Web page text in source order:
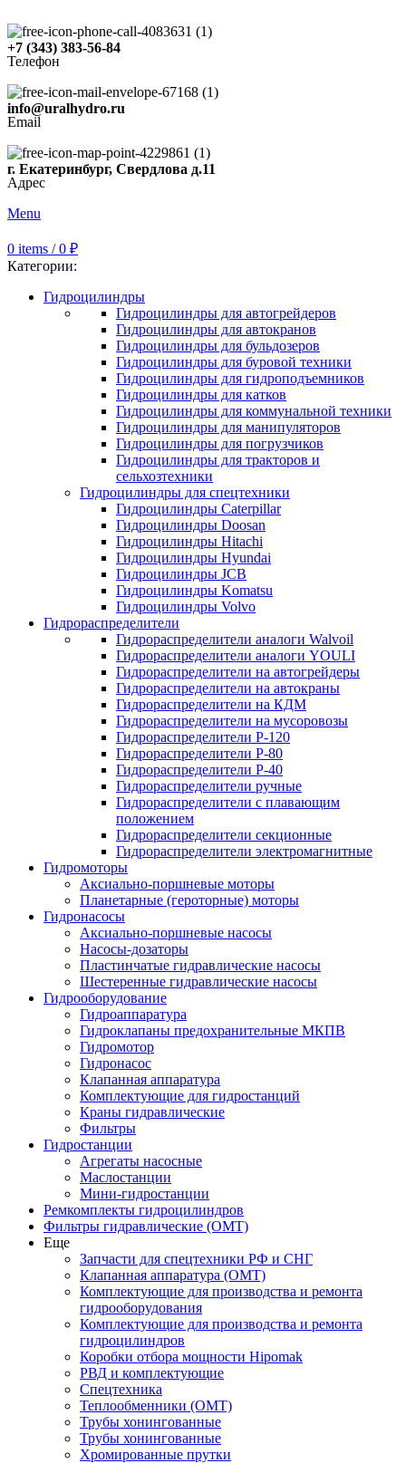
+7 (343) 383-56-84
Телефон
info@uralhydro.ru
Email
г. Екатеринбург, Свердлова д.11
Адрес
Menu
0 items / 0 ₽
Категории:
Гидроцилиндры
Гидроцилиндры для автогрейдеров
Гидроцилиндры для автокранов
Гидроцилиндры для бульдозеров
Гидроцилиндры для буровой техники
Гидроцилиндры для гидроподъемников
Гидроцилиндры для катков
Гидроцилиндры для коммунальной техники
Гидроцилиндры для манипуляторов
Гидроцилиндры для погрузчиков
Гидроцилиндры для тракторов и
сельхозтехники
Гидроцилиндры для спецтехники
Гидроцилиндры Caterpillar
Гидроцилиндры Doosan
Гидроцилиндры Hitachi
Гидроцилиндры Hyundai
Гидроцилиндры JCB
Гидроцилиндры Komatsu
Гидроцилиндры Volvo
Гидрораспределители
Гидрораспределители аналоги Walvoil
Гидрораспределители аналоги YOULI
Гидрораспределители на автогрейдеры
Гидрораспределители на автокраны
Гидрораспределители на КДМ
Гидрораспределители на мусоровозы
Гидрораспределители Р-120
Гидрораспределители Р-80
Гидрораспределители Р-40
Гидрораспределители ручные
Гидрораспределители с плавающим
положением
Гидрораспределители секционные
Гидрораспределители электромагнитные
Гидромоторы
Аксиально-поршневые моторы
Планетарные (героторные) моторы
Гидронасосы
Аксиально-поршневые насосы
Насосы-дозаторы
Пластинчатые гидравлические насосы
Шестеренные гидравлические насосы
Гидрооборудование
Гидроаппаратура
Гидроклапаны предохранительные МКПВ
Гидромотор
Гидронасос
Клапанная аппаратура
Комплектующие для гидростанций
Краны гидравлические
Фильтры
Гидростанции
Агрегаты насосные
Маслостанции
Мини-гидростанции
Ремкомплекты гидроцилиндров
Фильтры гидравлические (OMT)
Еще
Запчасти для спецтехники РФ и СНГ
Клапанная аппаратура (OMT)
Комплектующие для производства и ремонта
гидрооборудования
Комплектующие для производства и ремонта
гидроцилиндров
Коробки отбора мощности Hipomak
РВД и комплектующие
Спецтехника
Теплообменники (OMT)
Трубы хонингованные
Трубы хонингованные
Хромированные прутки